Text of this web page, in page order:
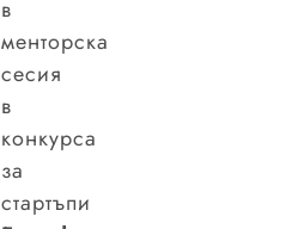
в
менторска
сесия
в
конкурса
за
стартъпи